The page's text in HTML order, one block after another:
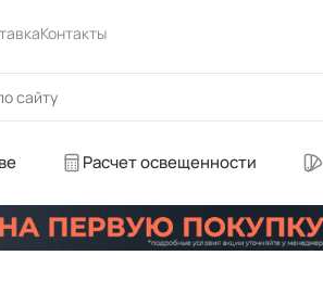
Контакты
Расчет освещенности